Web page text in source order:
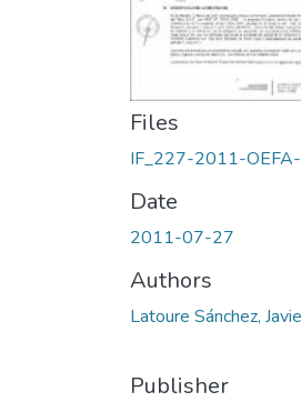
Files
IF_227-2011-
Date
2011-07-27
Authors
Latoure Sánchez,
Publisher